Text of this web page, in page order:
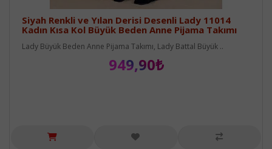
Siyah Renkli ve Yılan Derisi Desenli Lady 11014
Kadın Kısa Kol Büyük Beden Anne Pijama Takımı
Lady Büyük Beden Anne Pijama Takımı, Lady Battal Büyük ..
949,90₺